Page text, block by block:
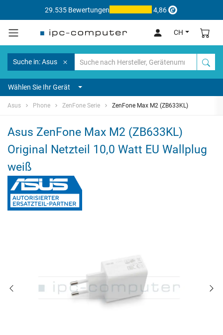
29.535 Bewertungen 4,86
CH
Suche in: Asus
Wählen Sie Ihr Gerät
Asus Phone ZenFone Serie ZenFone Max M2 (ZB633KL)
Asus ZenFone Max M2 (ZB633KL)
Original Netzteil 10,0 Watt EU Wallplug
weiß